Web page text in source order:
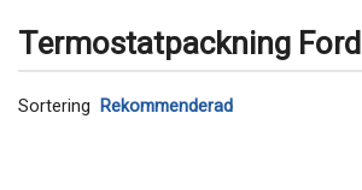
Termostatpackning Ford
Sortering